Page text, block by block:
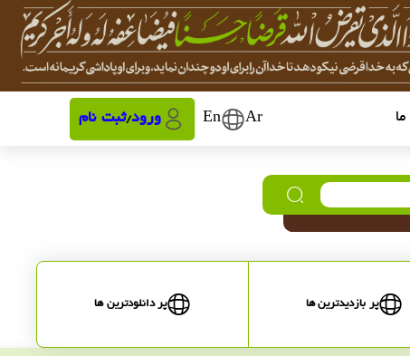
Ar
En ورود/ثبت نام
پر بازدیدترین ها پر دانلودترین ها